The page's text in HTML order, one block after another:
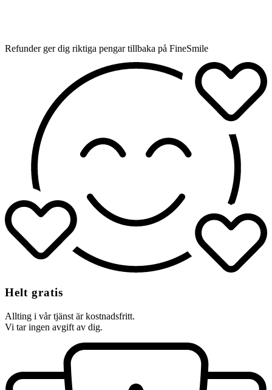
Refunder ger dig riktiga pengar tillbaka på FineSmile
Helt gratis
Allting i vår tjänst är kostnadsfritt.
Vi tar ingen avgift av dig.